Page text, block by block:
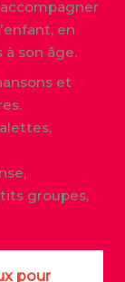
en
son âge.
et
groupes,
pour